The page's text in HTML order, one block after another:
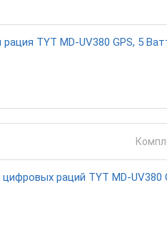
TYT MD-UV380 GPS, 5
раций TYT MD-UV380